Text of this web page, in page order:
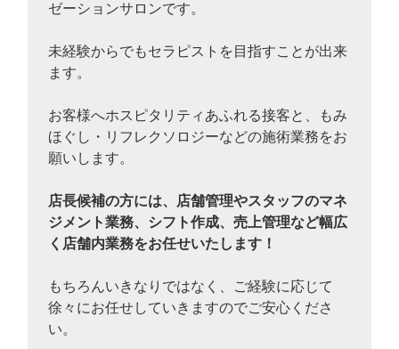
ゼーションサロンです。
未経験からでもセラピストを目指すことが出来
ます。
お客様へホスピタリティあふれる接客と、もみ
ほぐし・リフレクソロジーなどの施術業務をお
願いします。
店長候補の方には、店舗管理やスタッフのマネ
ジメント業務、シフト作成、売上管理など幅広
く店舗内業務をお任せいたします！
もちろんいきなりではなく、ご経験に応じて
徐々にお任せしていきますのでご安心くださ
い。